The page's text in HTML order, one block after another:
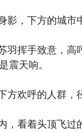
，下方的城市
挥手致意，高
震天响。
欢呼的人群，
看着头顶飞过